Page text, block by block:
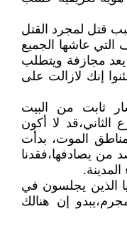
قتل لمجرد القتل
عاشها الجميع
يعد مجازفة ويتطلب
إنك لازالت على
ثابت من البيت
الثاني،قد لا أكون
الموت، بدأت
من يصادفها،فقدنا
المدينة.
الذين يجلسون في
إن هنالك